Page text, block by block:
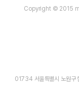
Copyright © 2015
01734 서울특별시 노원구